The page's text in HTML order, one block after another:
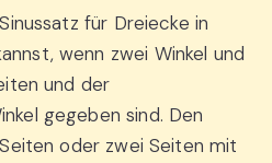
für Dreiecke in
wenn zwei Winkel und
und der
gegeben sind. Den
oder zwei Seiten mit